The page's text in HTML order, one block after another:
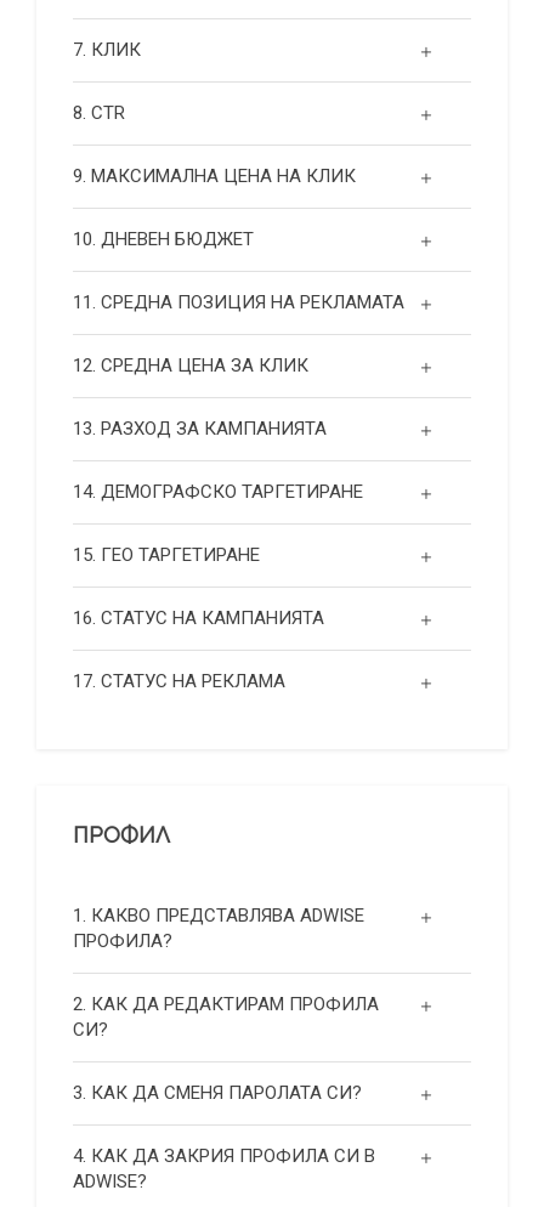
7. КЛИК
8. CTR
9. МАКСИМАЛНА ЦЕНА НА КЛИК
10. ДНЕВЕН БЮДЖЕТ
11. СРЕДНА ПОЗИЦИЯ НА РЕКЛАМАТА
12. СРЕДНА ЦЕНА ЗА КЛИК
13. РАЗХОД ЗА КАМПАНИЯТА
14. ДЕМОГРАФСКО ТАРГЕТИРАНЕ
15. ГЕО ТАРГЕТИРАНЕ
16. СТАТУС НА КАМПАНИЯТА
17. СТАТУС НА РЕКЛАМА
ПРОФИЛ
1. КАКВО ПРЕДСТАВЛЯВА ADWISE
ПРОФИЛА?
2. КАК ДА РЕДАКТИРАМ ПРОФИЛА
СИ?
3. КАК ДА СМЕНЯ ПАРОЛАТА СИ?
4. КАК ДА ЗАКРИЯ ПРОФИЛА СИ В
ADWISE?